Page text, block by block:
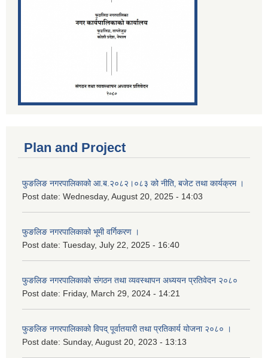
Plan and Project
फुङलिङ नगरपालिकाको आ.ब.२०८२।०८३ को नीति‚ बजेट तथा कार्यक्रम ।
Post date: Wednesday, August 20, 2025 - 14:03
फुङलिङ नगरपालिकाको भूमी वर्गिकरण ।
Post date: Tuesday, July 22, 2025 - 16:40
फुङलिङ नगरपालिकाको संगठन तथा व्यवस्थापन अध्ययन प्रतिवेदन २०८०
Post date: Friday, March 29, 2024 - 14:21
फुङलिङ नगरपालिकाको विपद् पूर्वातयारी तथा प्रतिकार्य योजना २०८० ।
Post date: Sunday, August 20, 2023 - 13:13